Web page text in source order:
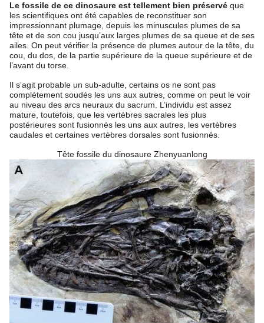
Le fossile de ce dinosaure est tellement bien préservé que
les scientifiques ont été capables de reconstituer son
impressionnant plumage, depuis les minuscules plumes de sa
tête et de son cou jusqu’aux larges plumes de sa queue et de ses
ailes. On peut vérifier la présence de plumes autour de la tête, du
cou, du dos, de la partie supérieure de la queue supérieure et de
l’avant du torse.
Il s’agit probable un sub-adulte, certains os ne sont pas
complètement soudés les uns aux autres, comme on peut le voir
au niveau des arcs neuraux du sacrum. L’individu est assez
mature, toutefois, que les vertèbres sacrales les plus
postérieures sont fusionnés les uns aux autres, les vertèbres
caudales et certaines vertèbres dorsales sont fusionnés.
Tête fossile du dinosaure Zhenyuanlong